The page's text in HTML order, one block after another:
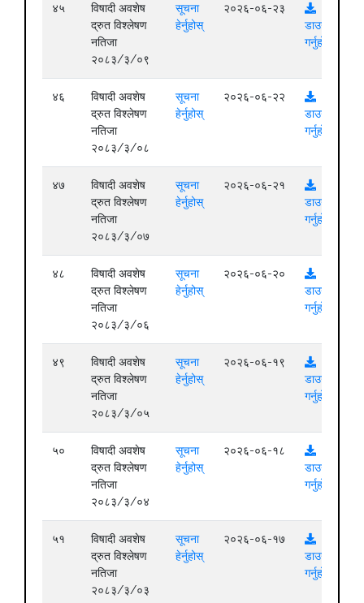
४५
विषादी अवशेष
द्रुत विश्लेषण
नतिजा
२०८३/३/०९
सूचना
हेर्नुहोस्
२०२६-०६-२३
डाउनलोड
गर्नुहोस्
४६
विषादी अवशेष
द्रुत विश्लेषण
नतिजा
२०८३/३/०८
सूचना
हेर्नुहोस्
२०२६-०६-२२
डाउनलोड
गर्नुहोस्
४७
विषादी अवशेष
द्रुत विश्लेषण
नतिजा
२०८३/३/०७
सूचना
हेर्नुहोस्
२०२६-०६-२१
डाउनलोड
गर्नुहोस्
४८
विषादी अवशेष
द्रुत विश्लेषण
नतिजा
२०८३/३/०६
सूचना
हेर्नुहोस्
२०२६-०६-२०
डाउनलोड
गर्नुहोस्
४९
विषादी अवशेष
द्रुत विश्लेषण
नतिजा
२०८३/३/०५
सूचना
हेर्नुहोस्
२०२६-०६-१९
डाउनलोड
गर्नुहोस्
५०
विषादी अवशेष
द्रुत विश्लेषण
नतिजा
२०८३/३/०४
सूचना
हेर्नुहोस्
२०२६-०६-१८
डाउनलोड
गर्नुहोस्
५१
विषादी अवशेष
द्रुत विश्लेषण
नतिजा
२०८३/३/०३
सूचना
हेर्नुहोस्
२०२६-०६-१७
डाउनलोड
गर्नुहोस्